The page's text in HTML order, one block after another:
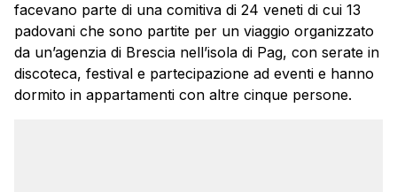
facevano parte di una comitiva di 24 veneti di cui 13
padovani che sono partite per un viaggio organizzato
da un’agenzia di Brescia nell’isola di Pag, con serate in
discoteca, festival e partecipazione ad eventi e hanno
dormito in appartamenti con altre cinque persone.